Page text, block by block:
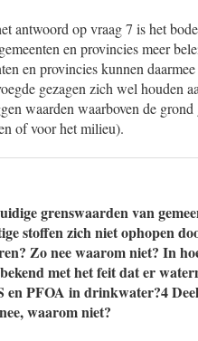
antwoord op vraag 7 is het
en provincies meer
en provincies kunnen
gezagen zich wel houden
waarden waarboven de
of voor het milieu).
grenswaarden van
stoffen zich niet ophopen
Zo nee waarom niet? In
met het feit dat er
en PFOA in drinkwater?4
waarom niet?